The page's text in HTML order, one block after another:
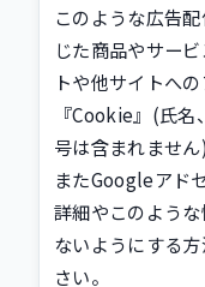
このような広告
じた商品やサー
トや他サイトへ
『Cookie』(氏
号は含まれません
またGoogleアド
詳細やこのよう
ないようにする方
さい。